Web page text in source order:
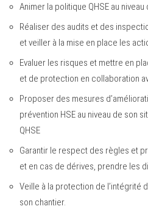
Animer la politique QHSE au niveau
Réaliser des audits et des
et veiller à la mise en place les
Evaluer les risques et mettre en
et de protection en collaboration
Proposer des mesures
prévention HSE au niveau de son
QHSE
Garantir le respect des règles et
et en cas de dérives, prendre les
Veille à la protection de l’intégrité
son chantier.